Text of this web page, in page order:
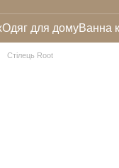
Одяг для домуВанна
Стілець Root